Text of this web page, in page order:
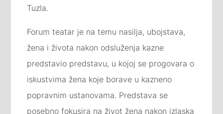
Tuzla.
Forum teatar je na temu nasilja, ubojstava,
žena i života nakon odsluženja kazne
predstavio predstavu, u kojoj se progovara o
iskustvima žena koje borave u kazneno
popravnim ustanovama. Predstava se
posebno fokusira na život žena nakon izlaska